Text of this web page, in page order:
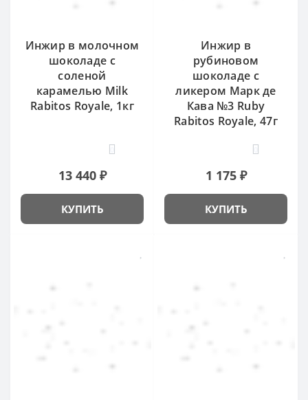
Инжир в молочном
шоколаде с
соленой
карамелью Milk
Rabitos Royale, 1кг
13 440 ₽
КУПИТЬ
Инжир в
рубиновом
шоколаде с
ликером Марк де
Кава №3 Ruby
Rabitos Royale, 47г
1 175 ₽
КУПИТЬ